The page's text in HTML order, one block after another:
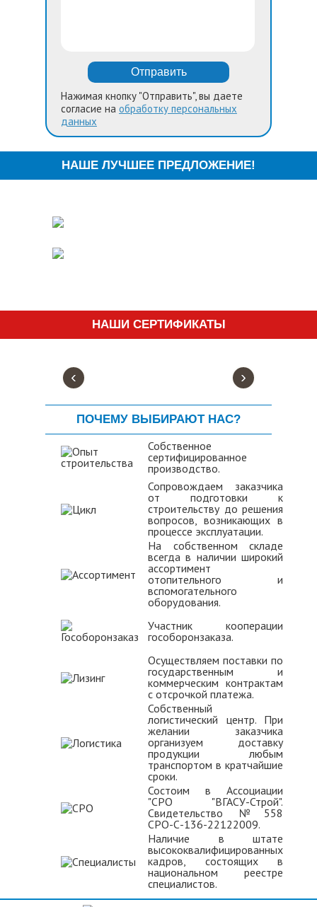
Нажимая кнопку "Отправить", вы даете
согласие на обработку персональных
данных
НАШЕ ЛУЧШЕЕ ПРЕДЛОЖЕНИЕ!
НАШИ СЕРТИФИКАТЫ
‹ ›
ПОЧЕМУ ВЫБИРАЮТ НАС?
Собственное
сертифицированное
производство.
Сопровождаем заказчика
от подготовки к
строительству до решения
вопросов, возникающих в
процессе эксплуатации.
На собственном складе
всегда в наличии широкий
ассортимент
отопительного и
вспомогательного
оборудования.
Участник кооперации
гособоронзаказа.
Осуществляем поставки по
государственным и
коммерческим контрактам
с отсрочкой платежа.
Собственный
логистический центр. При
желании заказчика
организуем доставку
продукции любым
транспортом в кратчайшие
сроки.
Состоим в Ассоциации
"СРО "ВГАСУ-Строй".
Свидетельство №558
СРО-С-136-22122009.
Наличие в штате
высококвалифицированных
кадров, состоящих в
национальном реестре
специалистов.